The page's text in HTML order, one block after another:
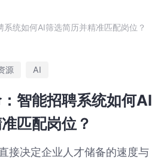
统如何AI筛选简历并精准匹配岗位？
源 AI
智能招聘系统如何AI
匹配岗位？
接决定企业人才储备的速度与